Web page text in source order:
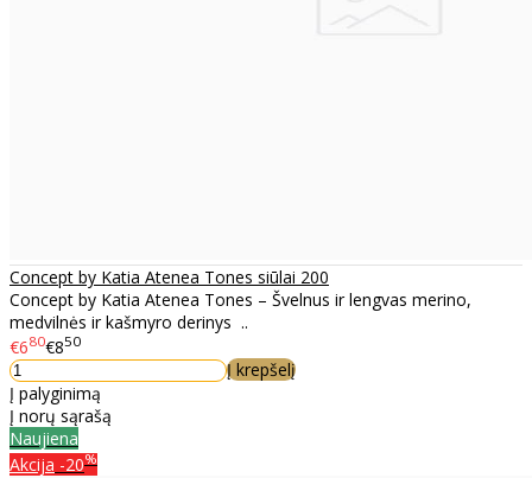
Concept by Katia Atenea Tones siūlai 200
Concept by Katia Atenea Tones – Švelnus ir lengvas merino,
medvilnės ir kašmyro derinys ..
€680€850
Į krepšelį
Į palyginimą
Į norų sąrašą
Naujiena
Akcija -20%